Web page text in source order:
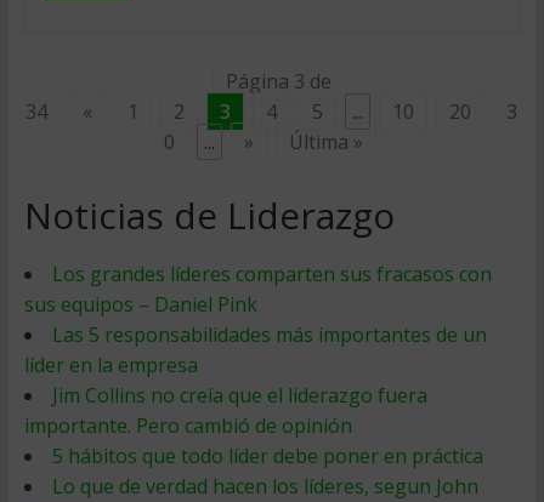
Página 3 de
34
« 1 2 3 4 5 ... 10 20
3
0
... » Última »
Noticias de Liderazgo
Los grandes líderes comparten sus fracasos con
sus equipos – Daniel Pink
Las 5 responsabilidades más importantes de un
líder en la empresa
Jim Collins no creía que el liderazgo fuera
importante. Pero cambió de opinión
5 hábitos que todo líder debe poner en práctica
Lo que de verdad hacen los líderes, segun John